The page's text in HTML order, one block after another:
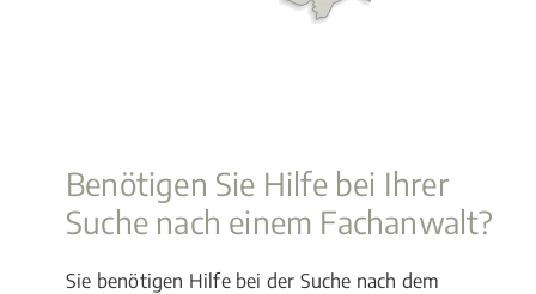
Benötigen Sie Hilfe bei Ihrer
Suche nach einem Fachanwalt?
Sie benötigen Hilfe bei der Suche nach dem